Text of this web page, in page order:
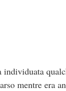
individuata
mentre era